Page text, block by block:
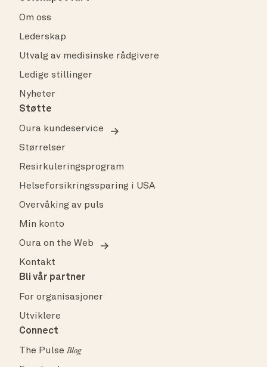
Om oss
Lederskap
Utvalg av medisinske rådgivere
Ledige stillinger
Nyheter
Støtte
Oura kundeservice
Størrelser
Resirkuleringsprogram
Helseforsikringssparing i USA
Overvåking av puls
Min konto
Oura on the Web
Kontakt
Bli vår partner
For organisasjoner
Utviklere
Connect
The PulseBlog